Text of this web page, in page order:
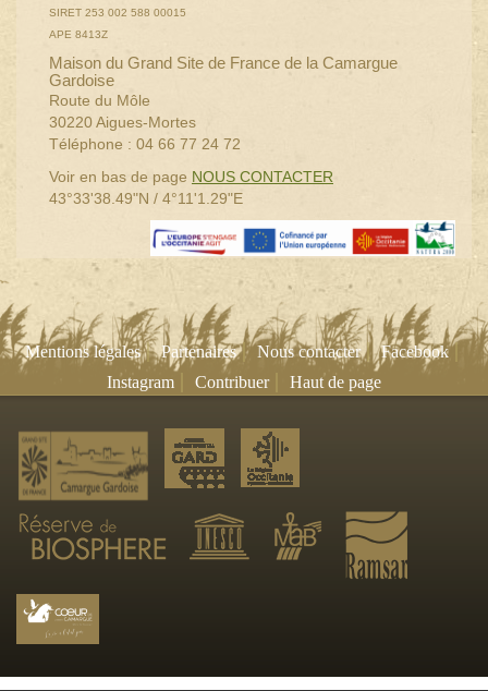
SIRET 253 002 588 00015
APE 8413Z
Maison du Grand Site de France de la Camargue
Gardoise
Route du Môle
30220 Aigues-Mortes
Téléphone : 04 66 77 24 72
Voir en bas de page NOUS CONTACTER
43°33'38.49"N / 4°11'1.29"E
Mentions légales|Partenaires|Nous contacter|Facebook|
Instagram| Contribuer| Haut de page